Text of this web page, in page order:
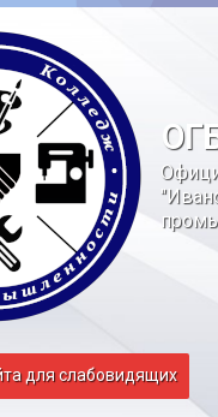
для слабовидящих